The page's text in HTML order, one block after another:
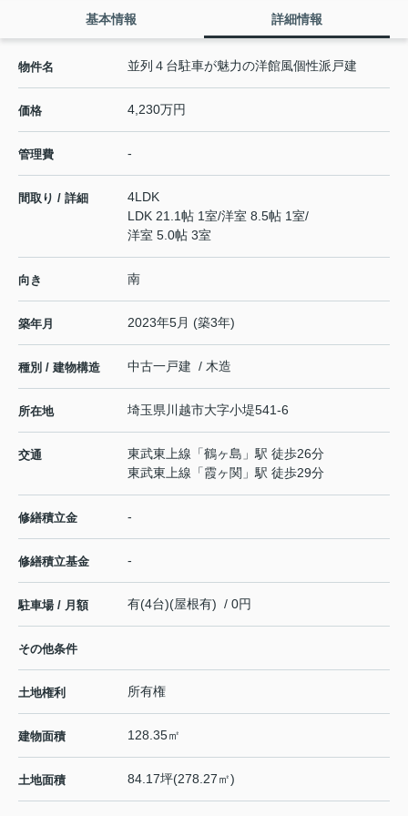
基本情報 詳細情報
物件名 並列４台駐車が魅力の洋館風個性派戸建
価格 4,230万円
管理費 -
間取り / 詳細
4LDK
LDK 21.1帖 1室/洋室 8.5帖 1室/
洋室 5.0帖 3室
向き 南
築年月 2023年5月 (築3年)
種別 / 建物構造 中古一戸建 / 木造
所在地 埼玉県 川越市大字小堤541-6
交通 東武東上線 「鶴ヶ島 」駅 徒歩26分
東武東上線 「霞ヶ関 」駅 徒歩29分
修繕積立金 -
修繕積立基金 -
駐車場 / 月額 有(4台)(屋根有) / 0円
その他条件
土地権利 所有権
建物面積 128.35㎡
土地面積 84.17坪(278.27㎡)